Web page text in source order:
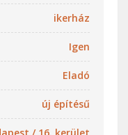
ikerház
Igen
Eladó
új építésű